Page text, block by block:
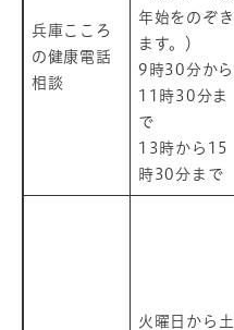
兵庫こころ
の健康電話
相談
年始をのぞき
ます。）
9時30分から
11時30分ま
で
13時から15
時30分まで
火曜日から土